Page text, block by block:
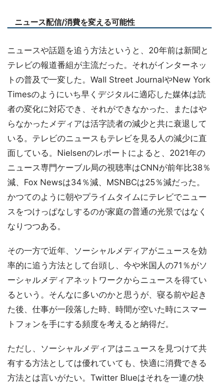
ニュース配信/消費を変える可能性
ニュースや話題を追う方法というと、20年前は新聞と
テレビの報道番組が主流だった。それがインターネッ
トの普及で一変した。Wall Street JournalやNew York
Timesのようにいち早くデジタルに適応した媒体は読
者の変化に対応でき、それができなかった、またはや
らなかったメディアは活字読者の減少と共に衰退して
いる。テレビのニュースもテレビを見る人の減少に直
面している。Nielsenのレポートによると、2021年の
ニュース専門ケーブル局の視聴率はCNNが前年比38％
減、Fox Newsは34％減、MSNBCは25％減だった。
かつてのように朝やプライムタイムにテレビでニュー
スをつけっぱなしするのが家庭の普通の光景ではなく
なりつつある。
その一方で近年、ソーシャルメディアがニュースを効
率的に追う方法として台頭し、今や米国人の71％がソ
ーシャルメディアネットワークからニュースを得てい
るという。そんなに多いのかと思うが、寝る前や起き
た後、仕事が一段落した時、時間が空いた時にスマー
トフォンを手にする頻度を考えると納得だ。
ただし、ソーシャルメディアはニュースを見つけて共
有する方法としては優れていても、快適に消費できる
方法とは言いがたい。Twitter Blueはそれを一連の快